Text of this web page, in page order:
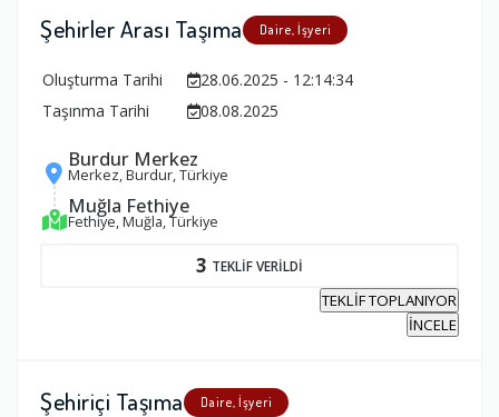
Şehirler Arası Taşıma Daire, İşyeri
Oluşturma Tarihi
28.06.2025 - 12:14:34
Taşınma Tarihi
08.08.2025
Burdur Merkez
Merkez, Burdur, Türkiye
Muğla Fethiye
Fethiye, Muğla, Türkiye
3 TEKLİF VERİLDİ
TEKLİF TOPLANIYOR
İNCELE
Şehiriçi Taşıma Daire, İşyeri